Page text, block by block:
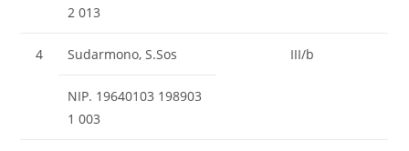
2 013
4 Sudarmono, S.Sos III/b
NIP. 19640103 198903
1 003